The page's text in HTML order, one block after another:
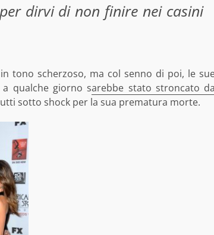
dirvi di non finire nei casini
tono scherzoso, ma col senno di poi, le
qualche giorno sarebbe stato stroncato
sotto shock per la sua prematura morte.